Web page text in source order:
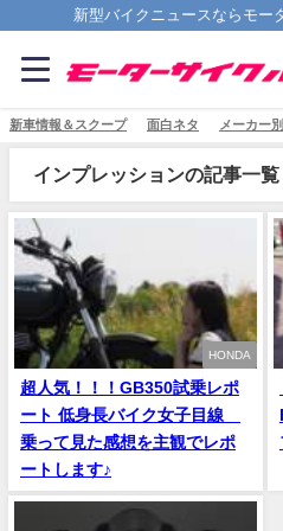
新型バイクニュースならモー
新車情報＆スクープ 面白ネタ メーカー
インプレッションの記事一覧
HONDA
超人気！！！GB350試乗レポ
ート 低身長バイク女子目線
乗って見た感想を主観でレポ
ートします♪